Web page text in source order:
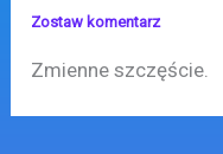
Zostaw komentarz
Zmienne szczęście.